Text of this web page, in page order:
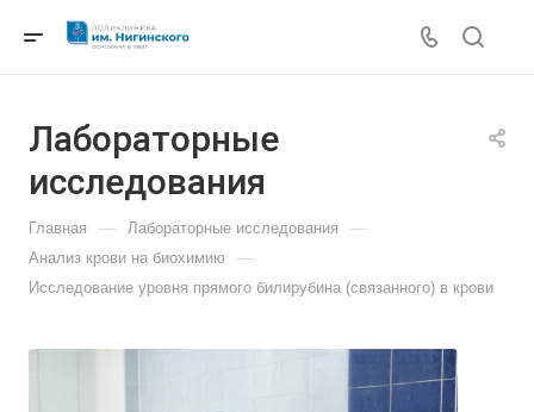
Лабораторные
исследования
Главная — Лабораторные исследования —
Анализ крови на биохимию —
Исследование уровня прямого билирубина (связанного) в крови